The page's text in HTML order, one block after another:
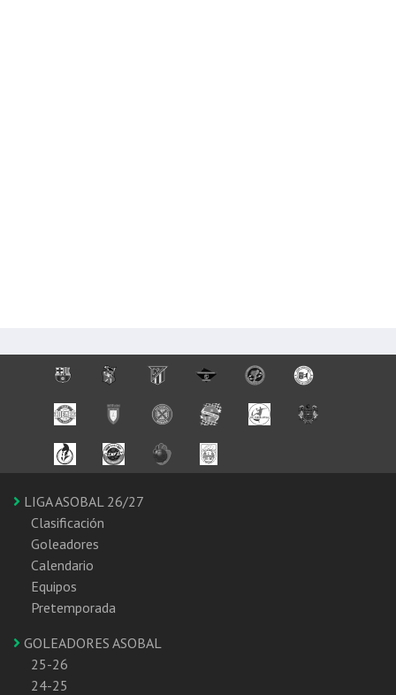
LIGA ASOBAL 26/27
Clasificación
Goleadores
Calendario
Equipos
Pretemporada
GOLEADORES ASOBAL
25-26
24-25